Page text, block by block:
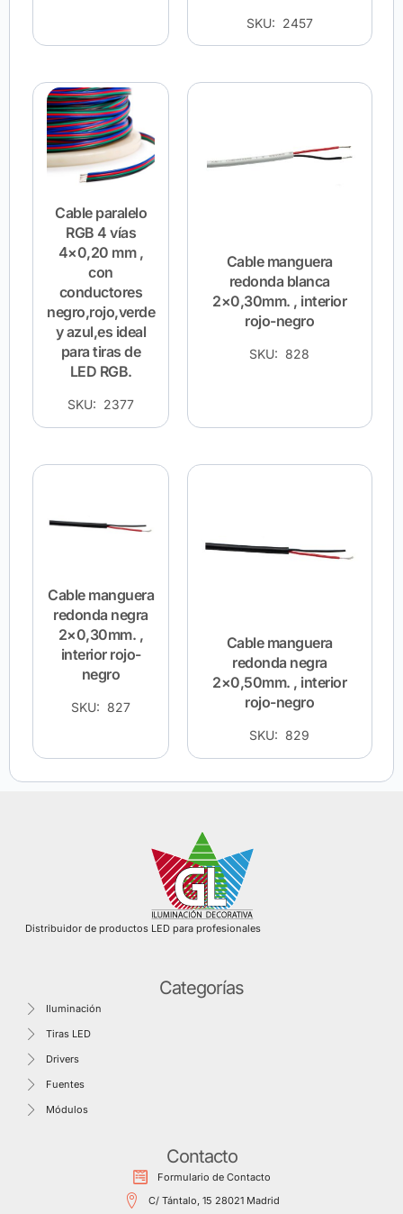
SKU: 2457
Cable paralelo
RGB 4 vías
4×0,20 mm ,
con
conductores
negro,rojo,verde
y azul,es ideal
para tiras de
LED RGB.
SKU: 2377
Cable manguera
redonda blanca
2×0,30mm. , interior
rojo-negro
SKU: 828
Cable manguera
redonda negra
2×0,30mm. ,
interior rojo-
negro
SKU: 827
Cable manguera
redonda negra
2×0,50mm. , interior
rojo-negro
SKU: 829
Distribuidor de productos LED para profesionales
Categorías
Iluminación
Tiras LED
Drivers
Fuentes
Módulos
Contacto
Formulario de Contacto
C/ Tántalo, 15 28021 Madrid